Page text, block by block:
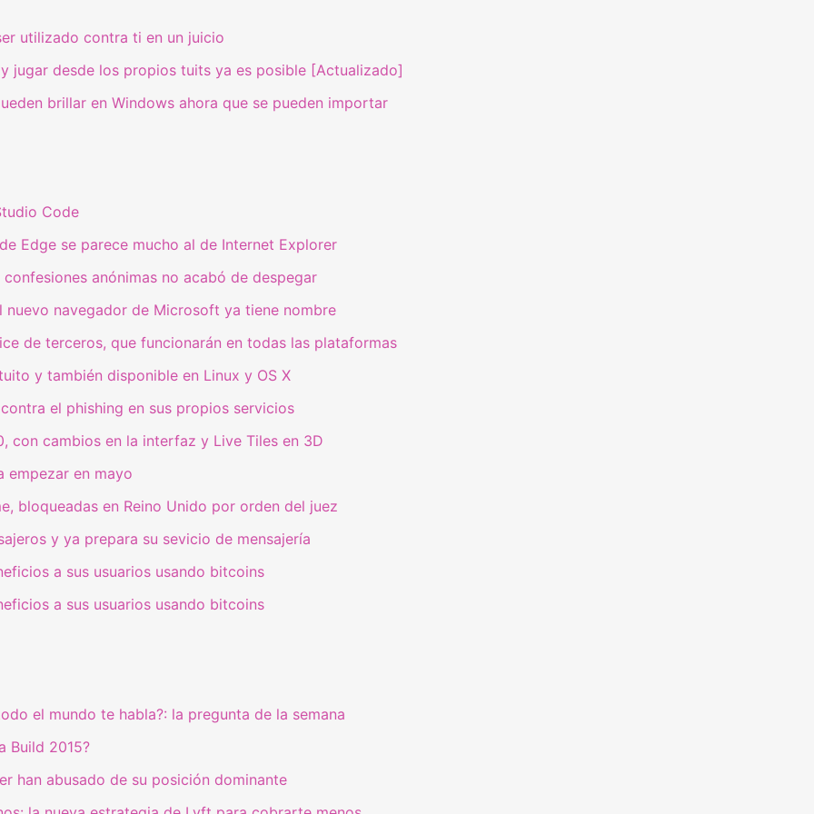
utilizado contra ti en un juicio
jugar desde los propios tuits ya es posible [Actualizado]
brillar en Windows ahora que se pueden importar
Code
Edge se parece mucho al de Internet Explorer
anónimas no acabó de despegar
navegador de Microsoft ya tiene nombre
de terceros, que funcionarán en todas las plataformas
y también disponible en Linux y OS X
el phishing en sus propios servicios
con cambios en la interfaz y Live Tiles en 3D
empezar en mayo
bloqueadas en Reino Unido por orden del juez
y ya prepara su sevicio de mensajería
a sus usuarios usando bitcoins
a sus usuarios usando bitcoins
el mundo te habla?: la pregunta de la semana
Build 2015?
han abusado de su posición dominante